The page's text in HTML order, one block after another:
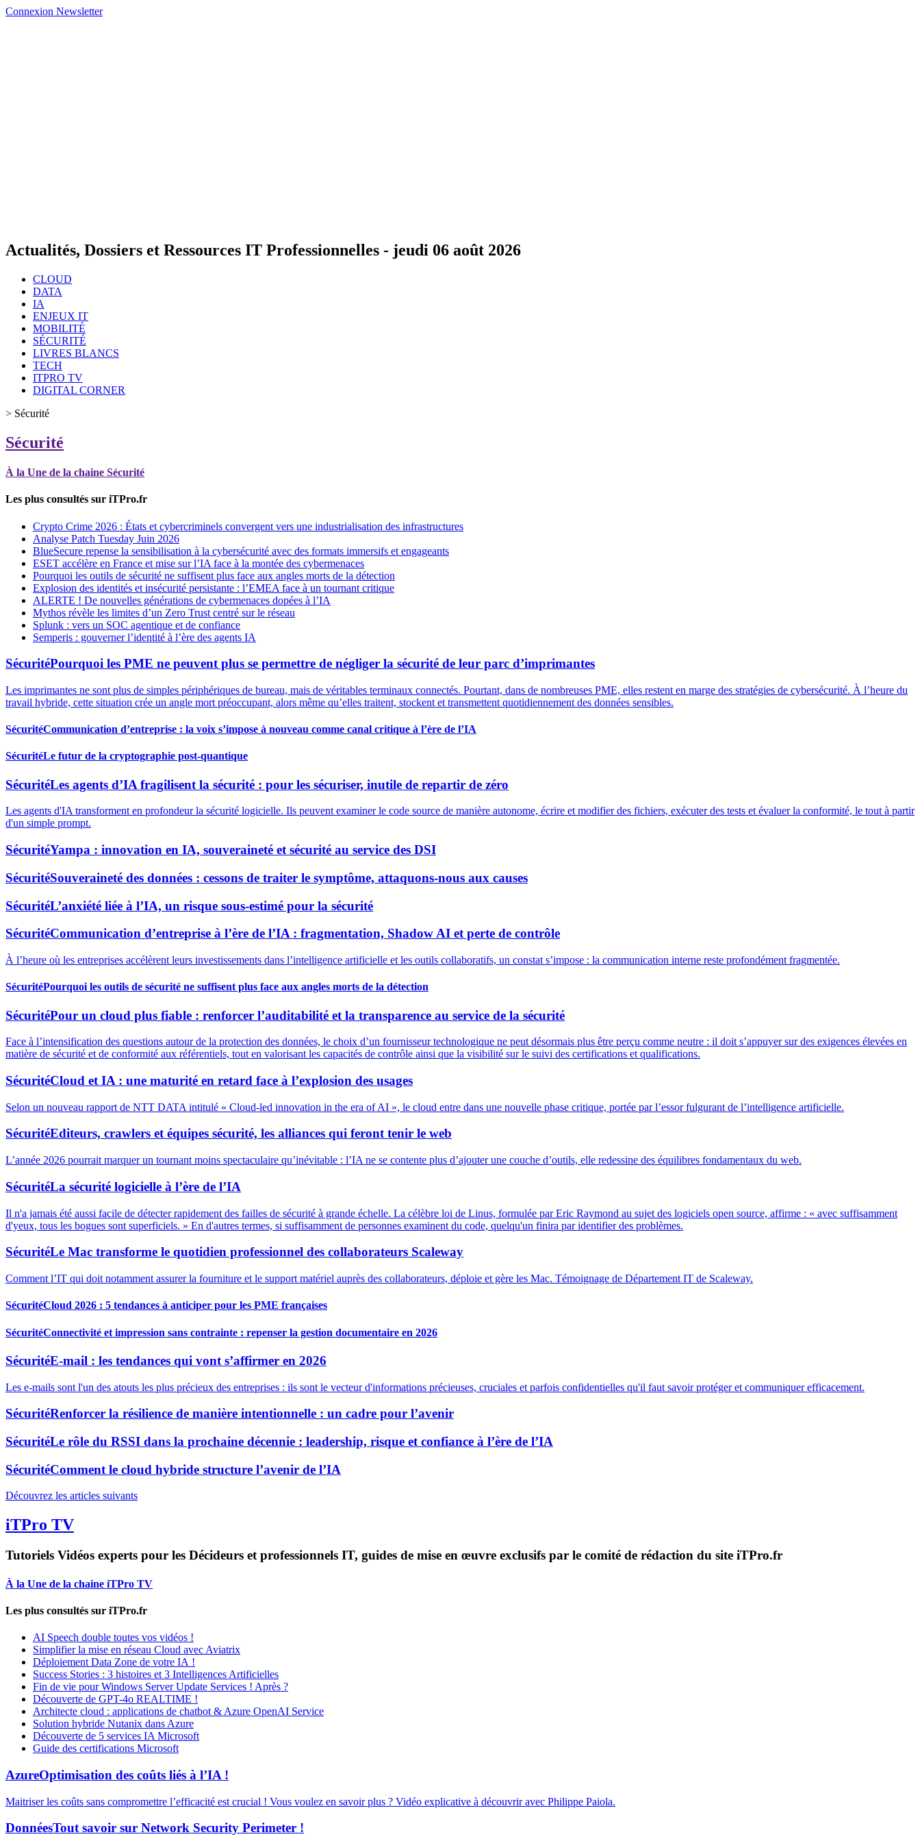
Connexion Newsletter
Actualités, Dossiers et Ressources IT Professionnelles - jeudi 06 août 2026
CLOUD
DATA
IA
ENJEUX IT
MOBILITÉ
SÉCURITÉ
LIVRES BLANCS
TECH
ITPRO TV
DIGITAL CORNER
> Sécurité
Sécurité
À la Une de la chaine Sécurité
Les plus consultés sur iTPro.fr
Crypto Crime 2026 : États et cybercriminels convergent vers une industrialisation des infrastructures
Analyse Patch Tuesday Juin 2026
BlueSecure repense la sensibilisation à la cybersécurité avec des formats immersifs et engageants
ESET accélère en France et mise sur l’IA face à la montée des cybermenaces
Pourquoi les outils de sécurité ne suffisent plus face aux angles morts de la détection
Explosion des identités et insécurité persistante : l’EMEA face à un tournant critique
ALERTE ! De nouvelles générations de cybermenaces dopées à l’IA
Mythos révèle les limites d’un Zero Trust centré sur le réseau
Splunk : vers un SOC agentique et de confiance
Semperis : gouverner l’identité à l’ère des agents IA
SécuritéPourquoi les PME ne peuvent plus se permettre de négliger la sécurité de leur parc d’imprimantes
Les imprimantes ne sont plus de simples périphériques de bureau, mais de véritables terminaux connectés. Pourtant, dans de nombreuses PME, elles restent en marge des stratégies de cybersécurité. À l’heure du
travail hybride, cette situation crée un angle mort préoccupant, alors même qu’elles traitent, stockent et transmettent quotidiennement des données sensibles.
SécuritéCommunication d’entreprise : la voix s’impose à nouveau comme canal critique à l’ère de l’IA
SécuritéLe futur de la cryptographie post-quantique
SécuritéLes agents d’IA fragilisent la sécurité : pour les sécuriser, inutile de repartir de zéro
Les agents d'IA transforment en profondeur la sécurité logicielle. Ils peuvent examiner le code source de manière autonome, écrire et modifier des fichiers, exécuter des tests et évaluer la conformité, le tout à partir
d'un simple prompt.
SécuritéYampa : innovation en IA, souveraineté et sécurité au service des DSI
SécuritéSouveraineté des données : cessons de traiter le symptôme, attaquons-nous aux causes
SécuritéL’anxiété liée à l’IA, un risque sous-estimé pour la sécurité
SécuritéCommunication d’entreprise à l’ère de l’IA : fragmentation, Shadow AI et perte de contrôle
À l’heure où les entreprises accélèrent leurs investissements dans l’intelligence artificielle et les outils collaboratifs, un constat s’impose : la communication interne reste profondément fragmentée.
SécuritéPourquoi les outils de sécurité ne suffisent plus face aux angles morts de la détection
SécuritéPour un cloud plus fiable : renforcer l’auditabilité et la transparence au service de la sécurité
Face à l’intensification des questions autour de la protection des données, le choix d’un fournisseur technologique ne peut désormais plus être perçu comme neutre : il doit s’appuyer sur des exigences élevées en
matière de sécurité et de conformité aux référentiels, tout en valorisant les capacités de contrôle ainsi que la visibilité sur le suivi des certifications et qualifications.
SécuritéCloud et IA : une maturité en retard face à l’explosion des usages
Selon un nouveau rapport de NTT DATA intitulé « Cloud-led innovation in the era of AI », le cloud entre dans une nouvelle phase critique, portée par l’essor fulgurant de l’intelligence artificielle.
SécuritéEditeurs, crawlers et équipes sécurité, les alliances qui feront tenir le web
L’année 2026 pourrait marquer un tournant moins spectaculaire qu’inévitable : l’IA ne se contente plus d’ajouter une couche d’outils, elle redessine des équilibres fondamentaux du web.
SécuritéLa sécurité logicielle à l’ère de l’IA
Il n'a jamais été aussi facile de détecter rapidement des failles de sécurité à grande échelle. La célèbre loi de Linus, formulée par Eric Raymond au sujet des logiciels open source, affirme : « avec suffisamment
d'yeux, tous les bogues sont superficiels. » En d'autres termes, si suffisamment de personnes examinent du code, quelqu'un finira par identifier des problèmes.
SécuritéLe Mac transforme le quotidien professionnel des collaborateurs Scaleway
Comment l’IT qui doit notamment assurer la fourniture et le support matériel auprès des collaborateurs, déploie et gère les Mac. Témoignage de Département IT de Scaleway.
SécuritéCloud 2026 : 5 tendances à anticiper pour les PME françaises
SécuritéConnectivité et impression sans contrainte : repenser la gestion documentaire en 2026
SécuritéE-mail : les tendances qui vont s’affirmer en 2026
Les e-mails sont l'un des atouts les plus précieux des entreprises : ils sont le vecteur d'informations précieuses, cruciales et parfois confidentielles qu'il faut savoir protéger et communiquer efficacement.
SécuritéRenforcer la résilience de manière intentionnelle : un cadre pour l’avenir
SécuritéLe rôle du RSSI dans la prochaine décennie : leadership, risque et confiance à l’ère de l’IA
SécuritéComment le cloud hybride structure l’avenir de l’IA
Découvrez les articles suivants
iTPro TV
Tutoriels Vidéos experts pour les Décideurs et professionnels IT, guides de mise en œuvre exclusifs par le comité de rédaction du site iTPro.fr
À la Une de la chaine iTPro TV
Les plus consultés sur iTPro.fr
AI Speech double toutes vos vidéos !
Simplifier la mise en réseau Cloud avec Aviatrix
Déploiement Data Zone de votre IA !
Success Stories : 3 histoires et 3 Intelligences Artificielles
Fin de vie pour Windows Server Update Services ! Après ?
Découverte de GPT-4o REALTIME !
Architecte cloud : applications de chatbot & Azure OpenAI Service
Solution hybride Nutanix dans Azure
Découverte de 5 services IA Microsoft
Guide des certifications Microsoft
AzureOptimisation des coûts liés à l’IA !
Maitriser les coûts sans compromettre l’efficacité est crucial ! Vous voulez en savoir plus ? Vidéo explicative à découvrir avec Philippe Paiola.
DonnéesTout savoir sur Network Security Perimeter !